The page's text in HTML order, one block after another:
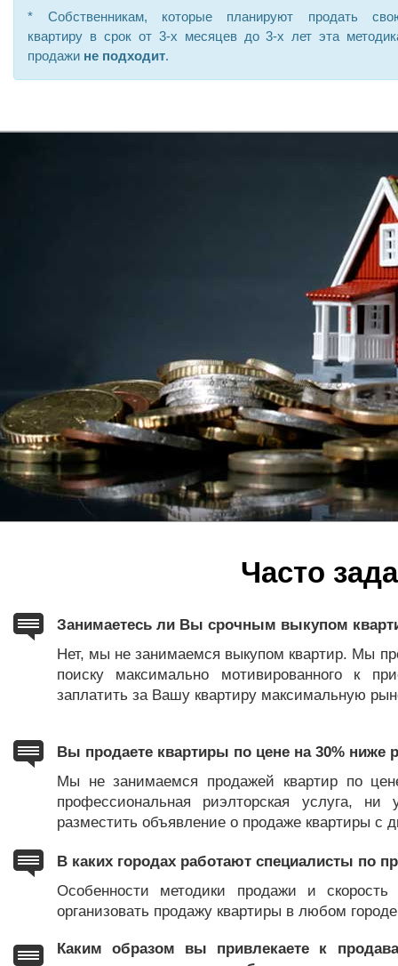
* Собственникам, которые планируют продать
квартиру в срок от 3-х месяцев до 3-х лет эта
продажи не подходит.
Часто
Занимаетесь ли Вы срочным выкупом
Нет, мы не занимаемся выкупом квартир. Мы
поиску максимально мотивированного к
заплатить за Вашу квартиру максимальную
Вы продаете квартиры по цене на 30% ниже
Мы не занимаемся продажей квартир по
профессиональная риэлторская услуга,
разместить объявление о продаже квартиры с
В каких городах работают специалисты по
Особенности методики продажи и
организовать продажу квартиры в любом
Каким образом вы привлекаете к